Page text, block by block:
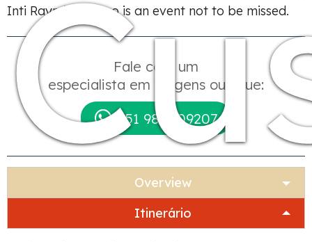
Inti Raymi in Cusco is an event not to be missed.
Fale com um
especialista em viagens ou ligue:
+51 984509207
Overview
Itinerário